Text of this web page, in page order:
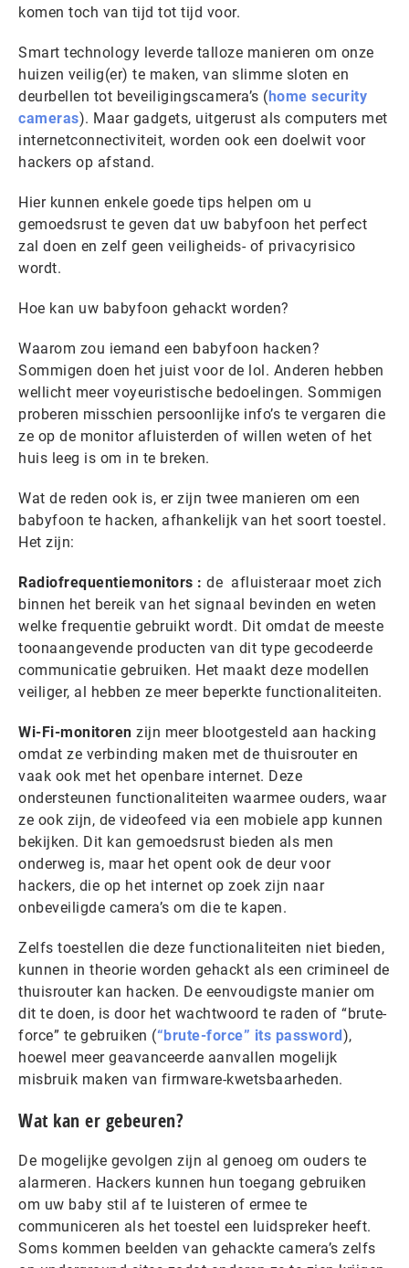
komen toch van tijd tot tijd voor.
Smart technology leverde talloze manieren om onze
huizen veilig(er) te maken, van slimme sloten en
deurbellen tot beveiligingscamera’s (home security
cameras). Maar gadgets, uitgerust als computers met
internetconnectiviteit, worden ook een doelwit voor
hackers op afstand.
Hier kunnen enkele goede tips helpen om u
gemoedsrust te geven dat uw babyfoon het perfect
zal doen en zelf geen veiligheids- of privacyrisico
wordt.
Hoe kan uw babyfoon gehackt worden?
Waarom zou iemand een babyfoon hacken?
Sommigen doen het juist voor de lol. Anderen hebben
wellicht meer voyeuristische bedoelingen. Sommigen
proberen misschien persoonlijke info’s te vergaren die
ze op de monitor afluisterden of willen weten of het
huis leeg is om in te breken.
Wat de reden ook is, er zijn twee manieren om een
babyfoon te hacken, afhankelijk van het soort toestel.
Het zijn:
Radiofrequentiemonitors : de afluisteraar moet zich
binnen het bereik van het signaal bevinden en weten
welke frequentie gebruikt wordt. Dit omdat de meeste
toonaangevende producten van dit type gecodeerde
communicatie gebruiken. Het maakt deze modellen
veiliger, al hebben ze meer beperkte functionaliteiten.
Wi-Fi-monitoren zijn meer blootgesteld aan hacking
omdat ze verbinding maken met de thuisrouter en
vaak ook met het openbare internet. Deze
ondersteunen functionaliteiten waarmee ouders, waar
ze ook zijn, de videofeed via een mobiele app kunnen
bekijken. Dit kan gemoedsrust bieden als men
onderweg is, maar het opent ook de deur voor
hackers, die op het internet op zoek zijn naar
onbeveiligde camera’s om die te kapen.
Zelfs toestellen die deze functionaliteiten niet bieden,
kunnen in theorie worden gehackt als een crimineel de
thuisrouter kan hacken. De eenvoudigste manier om
dit te doen, is door het wachtwoord te raden of “brute-
force” te gebruiken (“brute-force” its password),
hoewel meer geavanceerde aanvallen mogelijk
misbruik maken van firmware-kwetsbaarheden.
Wat kan er gebeuren?
De mogelijke gevolgen zijn al genoeg om ouders te
alarmeren. Hackers kunnen hun toegang gebruiken
om uw baby stil af te luisteren of ermee te
communiceren als het toestel een luidspreker heeft.
Soms kommen beelden van gehackte camera’s zelfs